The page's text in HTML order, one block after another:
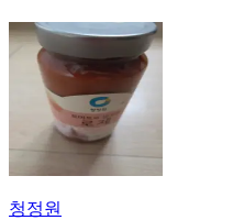
청정원